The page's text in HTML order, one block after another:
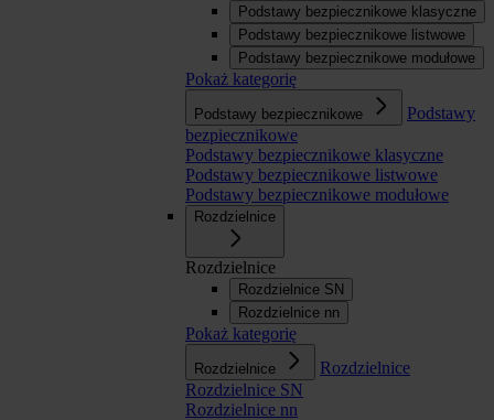
Podstawy bezpiecznikowe klasyczne
Podstawy bezpiecznikowe listwowe
Podstawy bezpiecznikowe modułowe
Pokaż kategorię
Podstawy bezpiecznikowe
Podstawy
bezpiecznikowe
Podstawy bezpiecznikowe klasyczne
Podstawy bezpiecznikowe listwowe
Podstawy bezpiecznikowe modułowe
Rozdzielnice
Rozdzielnice
Rozdzielnice SN
Rozdzielnice nn
Pokaż kategorię
Rozdzielnice
Rozdzielnice
Rozdzielnice SN
Rozdzielnice nn